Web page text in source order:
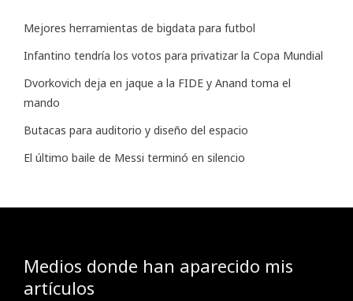
Mejores herramientas de bigdata para futbol
Infantino tendría los votos para privatizar la Copa Mundial
Dvorkovich deja en jaque a la FIDE y Anand toma el
mando
Butacas para auditorio y diseño del espacio
El último baile de Messi terminó en silencio
Medios donde han aparecido mis
artículos